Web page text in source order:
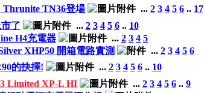
Thrunite TN36登場
... 2 3 4 5 6 .. 17
了
... 2 3 4 5 6.. 10
H4充電器
... 2 3 4 5
XHP50 開箱電路實測
... 2 3 4 5 6
的抉擇!
... 2 3 4 5 6.. 10
Limited XP-L HI
... 2 3 4 5 6 .. 9